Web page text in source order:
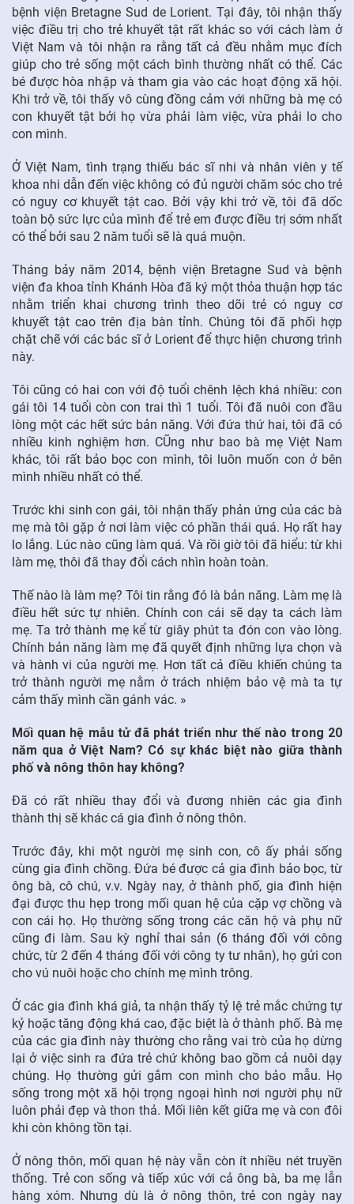
bệnh viện Bretagne Sud de Lorient. Tại đây, tôi nhận thấy
việc điều trị cho trẻ khuyết tật rất khác so với cách làm ở
Việt Nam và tôi nhận ra rằng tất cả đều nhằm mục đích
giúp cho trẻ sống một cách bình thường nhất có thể. Các
bé được hòa nhập và tham gia vào các hoạt động xã hội.
Khi trở về, tôi thấy vô cùng đồng cảm với những bà mẹ có
con khuyết tật bởi họ vừa phải làm việc, vừa phải lo cho
con mình.
Ở Việt Nam, tình trạng thiếu bác sĩ nhi và nhân viên y tế
khoa nhi dẫn đến việc không có đủ người chăm sóc cho trẻ
có nguy cơ khuyết tật cao. Bởi vậy khi trở về, tôi đã dốc
toàn bộ sức lực của mình để trẻ em được điều trị sớm nhất
có thể bởi sau 2 năm tuổi sẽ là quá muộn.
Tháng bảy năm 2014, bệnh viện Bretagne Sud và bệnh
viện đa khoa tỉnh Khánh Hòa đã ký một thỏa thuận hợp tác
nhằm triển khai chương trình theo dõi trẻ có nguy cơ
khuyết tật cao trên địa bàn tỉnh. Chúng tôi đã phối hợp
chặt chẽ với các bác sĩ ở Lorient để thực hiện chương trình
này.
Tôi cũng có hai con với độ tuổi chênh lệch khá nhiều: con
gái tôi 14 tuổi còn con trai thì 1 tuổi. Tôi đã nuôi con đầu
lòng một các hết sức bản năng. Với đứa thứ hai, tôi đã có
nhiều kinh nghiệm hơn. CŨng như bao bà mẹ Việt Nam
khác, tôi rất bảo bọc con mình, tôi luôn muốn con ở bên
mình nhiều nhất có thể.
Trước khi sinh con gái, tôi nhận thấy phản ứng của các bà
mẹ mà tôi gặp ở nơi làm việc có phần thái quá. Họ rất hay
lo lắng. Lúc nào cũng làm quá. Và rồi giờ tôi đã hiểu: từ khi
làm mẹ, thôi đã thay đổi cách nhìn hoàn toàn.
Thế nào là làm mẹ? Tôi tin rằng đó là bản năng. Làm mẹ là
điều hết sức tự nhiên. Chính con cái sẽ dạy ta cách làm
mẹ. Ta trở thành mẹ kể từ giây phút ta đón con vào lòng.
Chính bản năng làm mẹ đã quyết định những lựa chọn và
và hành vi của người mẹ. Hơn tất cả điều khiến chúng ta
trở thành người mẹ nằm ở trách nhiệm bảo vệ mà ta tự
cảm thấy mình cần gánh vác. »
Mối quan hệ mẫu tử đã phát triển như thế nào trong 20
năm qua ở Việt Nam? Có sự khác biệt nào giữa thành
phố và nông thôn hay không?
Đã có rất nhiều thay đổi và đương nhiên các gia đình
thành thị sẽ khác cá gia đình ở nông thôn.
Trước đây, khi một người mẹ sinh con, cô ấy phải sống
cùng gia đình chồng. Đứa bé được cả gia đình bảo bọc, từ
ông bà, cô chú, v.v. Ngày nay, ở thành phố, gia đình hiện
đại được thu hẹp trong mối quan hệ của cặp vợ chồng và
con cái họ. Họ thường sống trong các căn hộ và phụ nữ
cũng đi làm. Sau kỳ nghỉ thai sản (6 tháng đối với công
chức, từ 2 đến 4 tháng đối với công ty tư nhân), họ gửi con
cho vú nuôi hoặc cho chính mẹ mình trông.
Ở các gia đình khá giả, ta nhận thấy tỷ lệ trẻ mắc chứng tự
kỷ hoặc tăng động khá cao, đặc biệt là ở thành phố. Bà mẹ
của các gia đình này thường cho rằng vai trò của họ dừng
lại ở việc sinh ra đứa trẻ chứ không bao gồm cả nuôi dạy
chúng. Họ thường gửi gắm con mình cho bảo mẫu. Họ
sống trong một xã hội trọng ngoại hình nơi người phụ nữ
luôn phải đẹp và thon thả. Mối liên kết giữa mẹ và con đôi
khi còn không tồn tại.
Ở nông thôn, mối quan hệ này vẫn còn ít nhiều nét truyền
thống. Trẻ con sống và tiếp xúc với cả ông bà, ba mẹ lẫn
hàng xóm. Nhưng dù là ở nông thôn, trẻ con ngày nay